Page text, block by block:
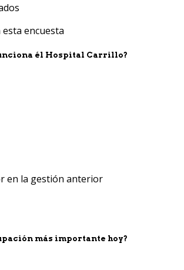
encuesta
él Hospital Carrillo?
en la gestión anterior
más importante hoy?